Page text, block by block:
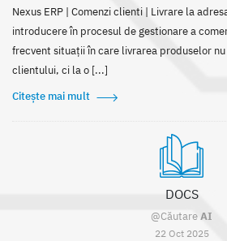
Nexus ERP | Comenzi clienti | Livrare la
introducere în procesul de gestionare a
frecvent situații în care livrarea produselor
clientului, ci la o [...]
Citește mai mult
DOCS
@CăutareAI
22 Oct 2025